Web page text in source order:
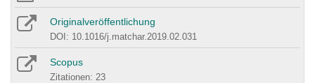
Originalveröffentlichung
DOI: 10.1016/j.matchar.2019.02.031
Scopus
Zitationen: 23